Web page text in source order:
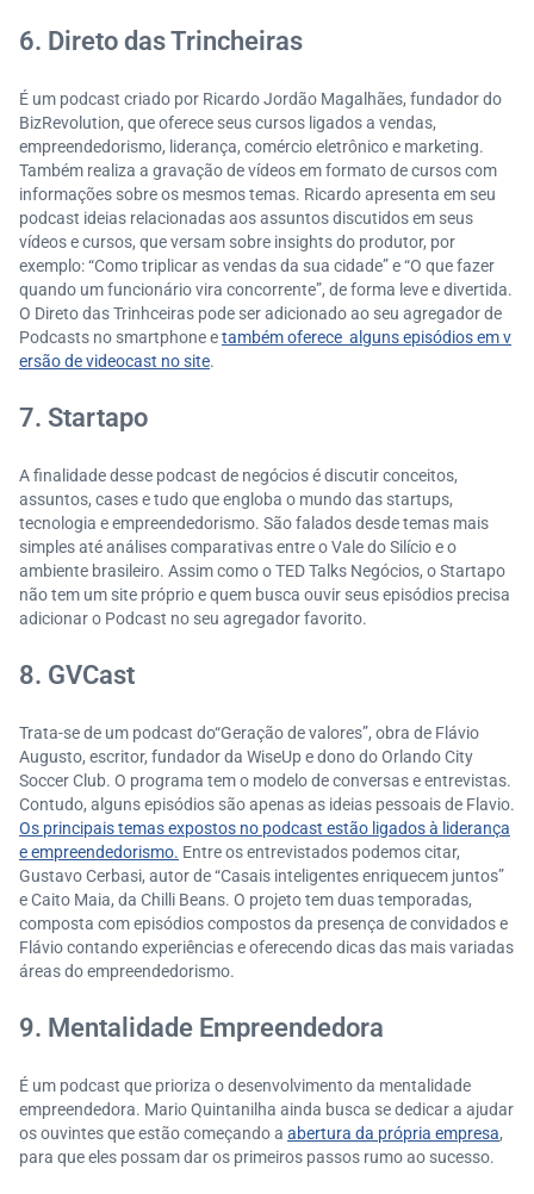
6. Direto das Trincheiras
É um podcast criado por Ricardo Jordão Magalhães, fundador do
BizRevolution, que oferece seus cursos ligados a vendas,
empreendedorismo, liderança, comércio eletrônico e marketing.
Também realiza a gravação de vídeos em formato de cursos com
informações sobre os mesmos temas. Ricardo apresenta em seu
podcast ideias relacionadas aos assuntos discutidos em seus
vídeos e cursos, que versam sobre insights do produtor, por
exemplo: “Como triplicar as vendas da sua cidade” e “O que fazer
quando um funcionário vira concorrente”, de forma leve e divertida.
O Direto das Trinhceiras pode ser adicionado ao seu agregador de
Podcasts no smartphone etambém oferece alguns episódios em v
ersão de videocast no site.
7. Startapo
A finalidade desse podcast de negócios é discutir conceitos,
assuntos, cases e tudo que engloba o mundo das startups,
tecnologia e empreendedorismo. São falados desde temas mais
simples até análises comparativas entre o Vale do Silício e o
ambiente brasileiro. Assim como o TED Talks Negócios, o Startapo
não tem um site próprio e quem busca ouvir seus episódios precisa
adicionar o Podcast no seu agregador favorito.
8. GVCast
Trata-se de um podcast do“Geração de valores”, obra de Flávio
Augusto, escritor, fundador da WiseUp e dono do Orlando City
Soccer Club. O programa tem o modelo de conversas e entrevistas.
Contudo, alguns episódios são apenas as ideias pessoais de Flavio.
Os principais temas expostos no podcast estão ligados à liderança
e empreendedorismo. Entre os entrevistados podemos citar,
Gustavo Cerbasi, autor de “Casais inteligentes enriquecem juntos”
e Caito Maia, da Chilli Beans. O projeto tem duas temporadas,
composta com episódios compostos da presença de convidados e
Flávio contando experiências e oferecendo dicas das mais variadas
áreas do empreendedorismo.
9. Mentalidade Empreendedora
É um podcast que prioriza o desenvolvimento da mentalidade
empreendedora. Mario Quintanilha ainda busca se dedicar a ajudar
os ouvintes que estão começando a abertura da própria empresa,
para que eles possam dar os primeiros passos rumo ao sucesso.